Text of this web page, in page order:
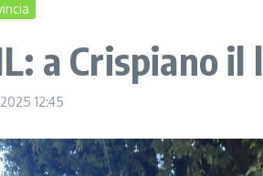
a Crispiano
12:45